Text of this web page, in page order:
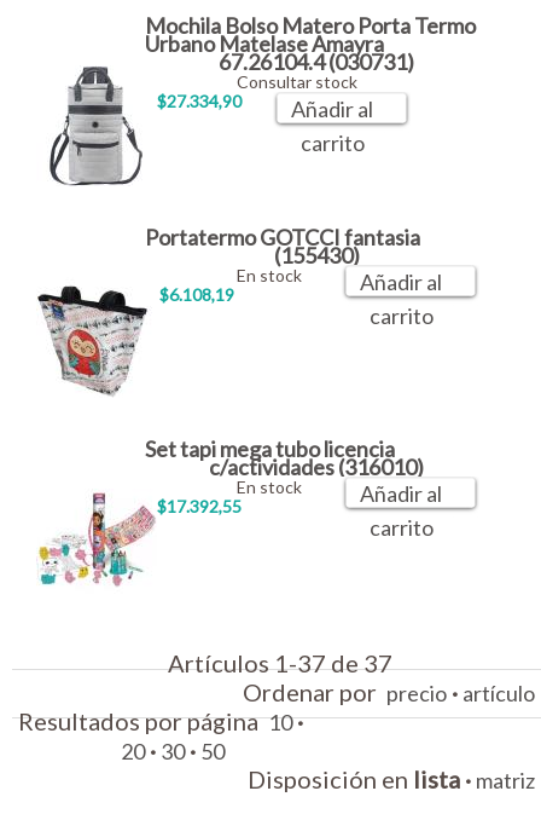
Mochila Bolso Matero Porta Termo
Urbano Matelase Amayra
67.26104.4 (030731)
$27.334,90
Consultar stock
Añadir al
carrito
Portatermo GOTCCI fantasia
(155430)
$6.108,19
En stock
Añadir al
carrito
Set tapi mega tubo licencia
c/actividades (316010)
$17.392,55
En stock
Añadir al
carrito
Artículos 1-37 de 37
Ordenar por precio · artículo
Resultados por página10·
20 · 30 · 50
Disposición en lista · matriz